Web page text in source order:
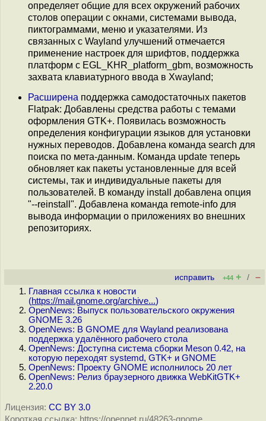
определяет общие для всех окружений рабочих
столов операции с окнами, системами вывода,
пиктограммами, меню и указателями. Из
связанных с Wayland улучшений отмечается
применение настроек для шрифтов, поддержка
платформ с EGL_KHR_platform_gbm, возможность
захвата клавиатурного ввода в Xwayland;
Расширена поддержка самодостаточных пакетов
Flatpak: Добавлены средства работы с темами
оформления GTK+. Появилась возможность
определения конфигурации языков для установки
нужных переводов. Добавлена команда search для
поиска по мета-данным. Команда update теперь
обновляет как пакеты установленные для всей
системы, так и индивидуальные пакеты для
пользователей. В команду install добавлена опция
"--reinstall". Добавлена команда remote-info для
вывода информации о приложениях во внешних
репозиториях.
исправить +44 + / –
Главная ссылка к новости
(https://mail.gnome.org/archive...)
OpenNews: Выпуск пользовательского окружения
GNOME 3.26
OpenNews: В GNOME для Wayland реализована
поддержка удалённого рабочего стола
OpenNews: Доступна система сборки Meson 0.42, на
которую переходят systemd, GTK+ и GNOME
OpenNews: Проекту GNOME исполнилось 20 лет
OpenNews: Релиз браузерного движка WebKitGTK+
2.20.0
Лицензия: CC BY 3.0